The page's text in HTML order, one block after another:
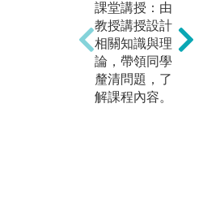
課堂講授：由
教授講授設計
相關知識與理
論，帶領同學
釐清問題，了
解課程內容。